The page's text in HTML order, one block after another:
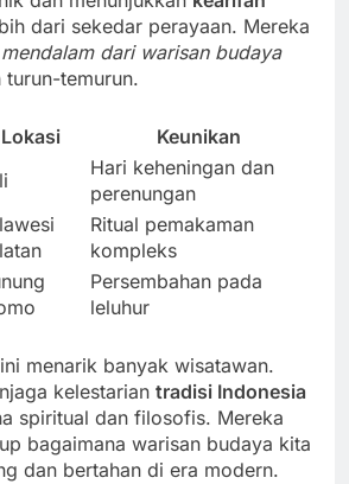
dari sekedar perayaan. Mereka
dari warisan budaya
temurun.
Lokasi
Keunikan
Hari keheningan dan
perenungan
Ritual pemakaman
kompleks
Persembahan pada
leluhur
menarik banyak wisatawan.
kelestarian tradisi Indonesia
spiritual dan filosofis. Mereka
bagaimana warisan budaya kita
dan bertahan di era modern.